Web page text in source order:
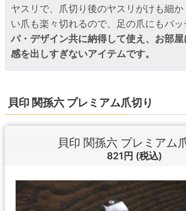
ヤスリで、爪切り後のヤスリがけも細
い爪も楽々切れるので、足の爪にもバッ
パ・デザイン共に納得して使え、お部
感を出しすぎないアイテムです。
貝印 関孫六 プレミアム爪切り
貝印 関孫六 プレミアム
821円 (税込)